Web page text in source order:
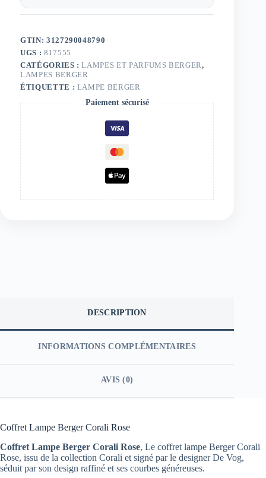
GTIN: 3127290048790
UGS : 817555
CATÉGORIES :LAMPES ET PARFUMS BERGER,
LAMPES BERGER
ÉTIQUETTE : LAMPE BERGER
Paiement sécurisé
DESCRIPTION
INFORMATIONS COMPLÉMENTAIRES
AVIS (0)
Coffret Lampe Berger Corali Rose
Coffret Lampe Berger Corali Rose, Le coffret lampe Berger Corali
Rose, issu de la collection Corali et signé par le designer De Vog,
séduit par son design raffiné et ses courbes généreuses.